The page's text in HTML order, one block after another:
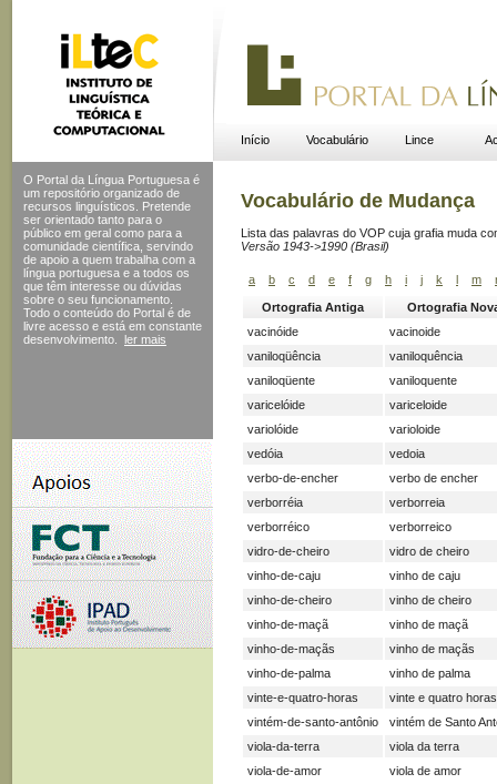
Início Vocabulário Lince
O Portal da Língua Portuguesa é
um repositório organizado de
recursos linguísticos. Pretende
ser orientado tanto para o
público em geral como para a
comunidade científica, servindo
de apoio a quem trabalha com a
língua portuguesa e a todos os
que têm interesse ou dúvidas
sobre o seu funcionamento.
Todo o conteúdo do Portal é de
livre acesso e está em constante
desenvolvimento.
ler mais
Vocabulário de Mudança
Lista das palavras do VOP cuja grafia muda
Versão 1943->1990 (Brasil)
a b c d e f g h i j k l m
Ortografia Antiga
Ortografia
vacinóide
vacinoide
vaniloqüência
vaniloquência
vaniloqüente
vaniloquente
varicelóide
variceloide
variolóide
varioloide
vedóia
vedoia
verbo-de-encher
verbo de encher
verborréia
verborreia
verborréico
verborreico
vidro-de-cheiro
vidro de cheiro
vinho-de-caju
vinho de caju
vinho-de-cheiro
vinho de cheiro
vinho-de-maçã
vinho de maçã
vinho-de-maçãs
vinho de maçãs
vinho-de-palma
vinho de palma
vinte-e-quatro-horas
vinte e quatro horas
vintém-de-santo-antônio
vintém de Santo
viola-da-terra
viola da terra
viola-de-amor
viola de amor